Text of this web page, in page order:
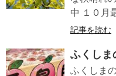
中 １０月
記事を読む
ふくしま
ふくしま